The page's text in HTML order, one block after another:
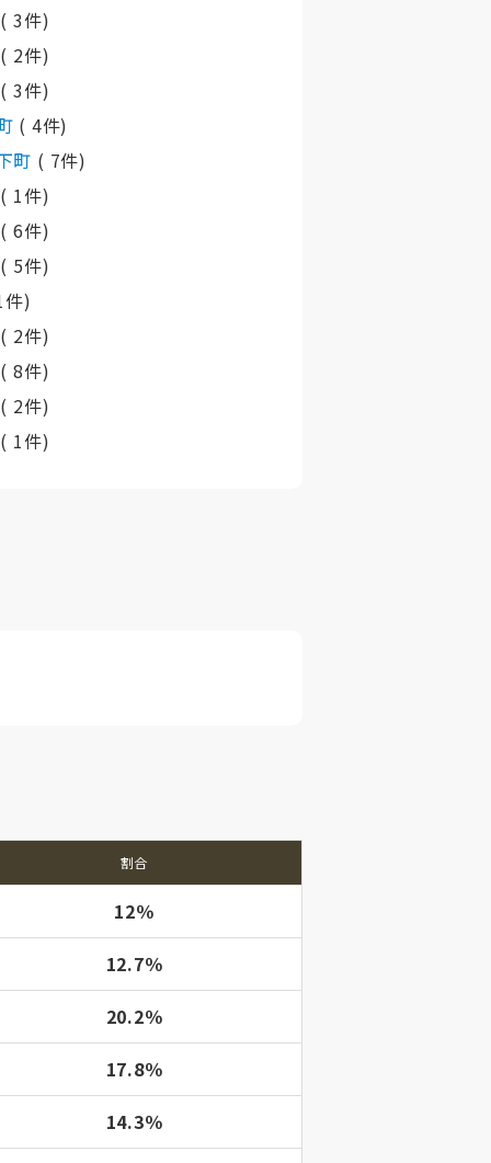
( 3件)
( 2件)
( 3件)
( 4件)
町 ( 7件)
( 1件)
( 6件)
( 5件)
)
( 2件)
( 8件)
( 2件)
( 1件)
割合
12％
12.7％
20.2％
17.8％
14.3％